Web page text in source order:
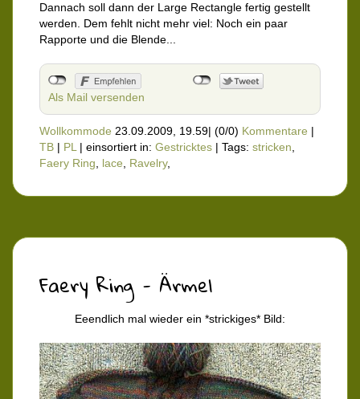
Dannach soll dann der Large Rectangle fertig gestellt
werden. Dem fehlt nicht mehr viel: Noch ein paar
Rapporte und die Blende...
Als Mail versenden
Wollkommode 23.09.2009, 19.59| (0/0) Kommentare |
TB | PL | einsortiert in: Gestricktes | Tags: stricken
Faery Ring
lace Ravelry,
Faery Ring - Ärmel
Eeendlich mal wieder ein *strickiges* Bild: